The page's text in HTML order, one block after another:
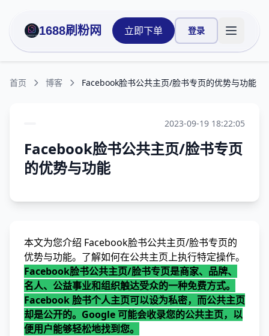
1688刷粉网 立即下单 登录 打开主
首页 博客 Facebook脸书公共主页/脸书专页的优势与功能
2023-09-19 18:22:05
Facebook脸书公共主页/脸书专页
的优势与功能
本文为您介绍 Facebook脸书公共主页/脸书专页的
优势与功能。了解如何在公共主页上执行特定操作。
Facebook脸书公共主页/脸书专页是商家、品牌、
名人、公益事业和组织触达受众的一种免费方式。
Facebook 脸书个人主页可以设为私密，而公共主页
却是公开的。Google 可能会收录您的公共主页，以
便用户能够轻松地找到您。